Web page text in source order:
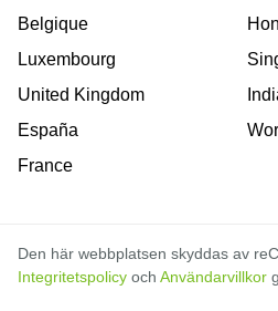
Belgique
Luxembourg
United Kingdom
España
France
Den här webbplatsen skyddas av
Integritetspolicy och Användarvillkor